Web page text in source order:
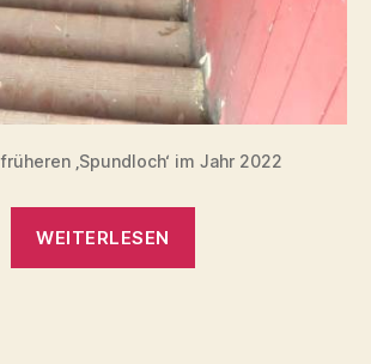
‚Spundloch‘ im Jahr 2022
WEITERLESEN